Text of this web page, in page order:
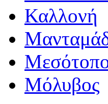
Καλλονή
Μόλυβος